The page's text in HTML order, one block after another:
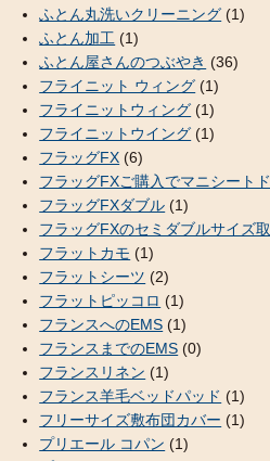
ふとん丸洗いクリーニング (1)
ふとん加工 (1)
ふとん屋さんのつぶやき (36)
フライニット ウィング (1)
フライニットウィング (1)
フライニットウイング (1)
フラッグFX (6)
フラッグFXご購入でマニシート
フラッグFXダブル (1)
フラッグFXのセミダブルサイズ
フラットカモ (1)
フラットシーツ (2)
フラットピッコロ (1)
フランスへのEMS (1)
フランスまでのEMS (0)
フランスリネン (1)
フランス羊毛ベッドパッド (1)
フリーサイズ敷布団カバー (1)
プリエール コパン (1)